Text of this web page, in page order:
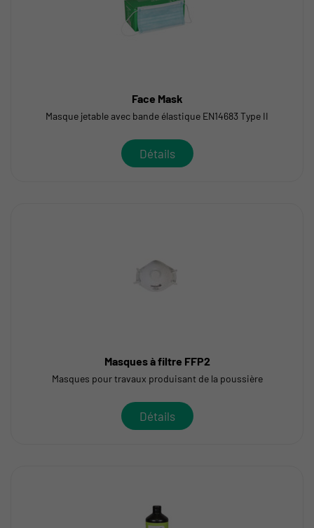
Face Mask
Masque jetable avec bande élastique EN14683 Type II
Détails
Masques à filtre FFP2
Masques pour travaux produisant de la poussière
Détails